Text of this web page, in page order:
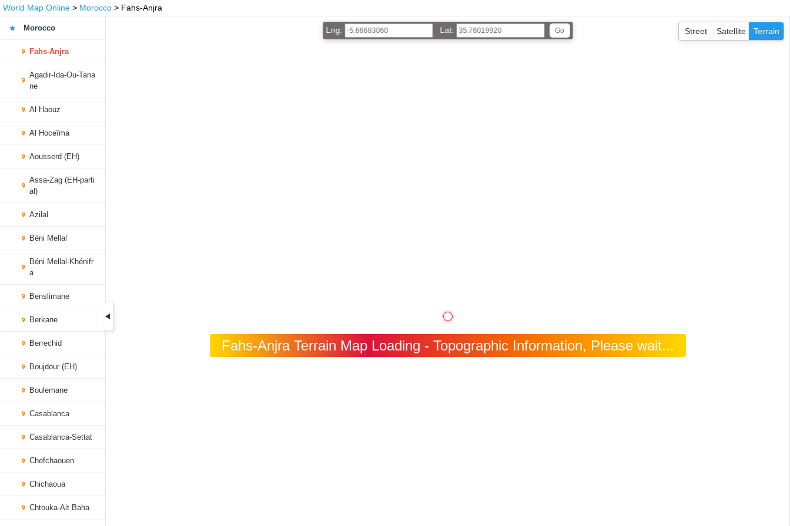
World Map Online > Morocco > Fahs-Anjra
Morocco
Fahs-Anjra
Agadir-Ida-Ou-Tana
ne
Al Haouz
Al Hoceïma
Aousserd (EH)
Assa-Zag (EH-parti
al)
Azilal
Béni Mellal
Béni Mellal-Khénifr
a
Benslimane
Berkane
Berrechid
Boujdour (EH)
Boulemane
Casablanca
Casablanca-Settat
Chefchaouen
Chichaoua
Chtouka-Ait Baha
Fahs-Anjra Terrain Map Loading - Topographic Information, Please wait...
Lng: Lat: Street Satellite Terrain